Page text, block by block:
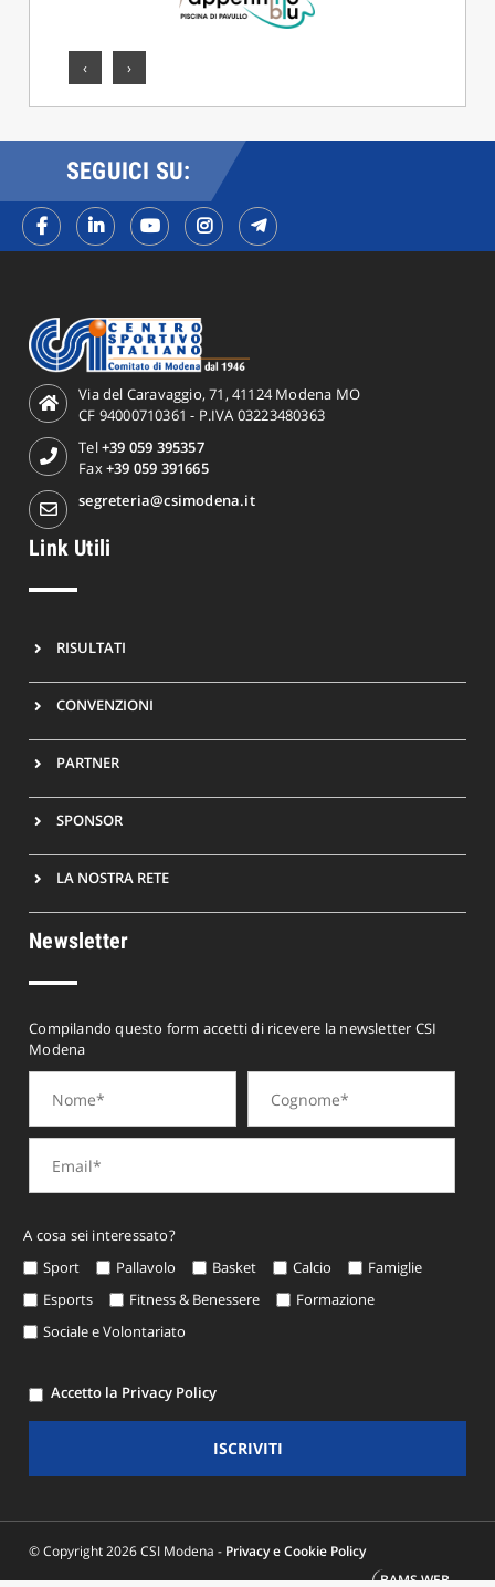
‹ ›
SEGUICI SU:
Via del Caravaggio, 71, 41124 Modena MO
CF 94000710361 - P.IVA 03223480363
Tel+39 059 395357
Fax+39 059 391665
segreteria@csimodena.it
Link Utili
RISULTATI
CONVENZIONI
PARTNER
SPONSOR
LA NOSTRA RETE
Newsletter
Compilando questo form accetti di ricevere la newsletter CSI
Modena
A cosa sei interessato?
Sport
Pallavolo Basket Calcio
Famiglie
Esports
Fitness & Benessere
Formazione
Sociale e Volontariato
Accetto la Privacy Policy
ISCRIVITI
© Copyright 2026 CSI Modena - Privacy e Cookie Policy
BAMS WEB